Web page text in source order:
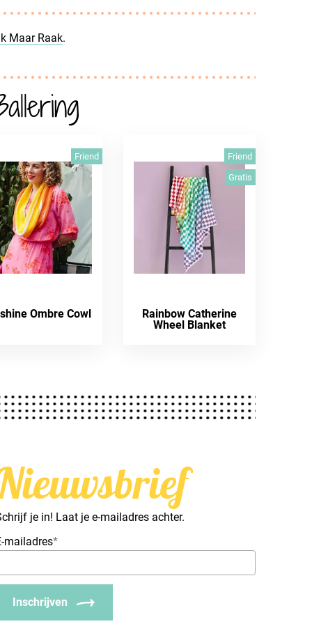
Maar Raak.
Friend
Ombre Cowl
Friend
Gratis
Rainbow Catherine
Wheel Blanket
je in! Laat je e-mailadres achter.
mailadres*
Inschrijven